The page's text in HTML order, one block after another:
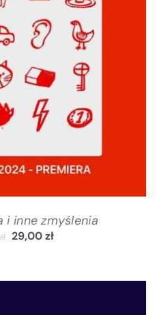
SZCZEGÓŁY
i inne zmyślenia
29,00zł